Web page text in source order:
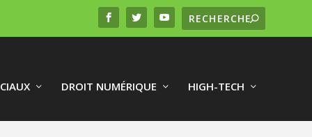
DROIT NUMÉRIQUE HIGH-TECH